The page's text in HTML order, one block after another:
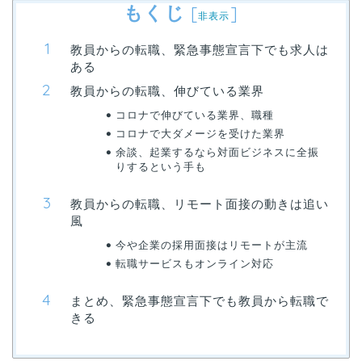
もくじ [非表示 ]
教員からの転職、緊急事態宣言下でも求人は
ある
教員からの転職、伸びている業界
コロナで伸びている業界、職種
コロナで大ダメージを受けた業界
余談、起業するなら対面ビジネスに全振
りするという手も
教員からの転職、リモート面接の動きは追い
風
今や企業の採用面接はリモートが主流
転職サービスもオンライン対応
まとめ、緊急事態宣言下でも教員から転職で
きる